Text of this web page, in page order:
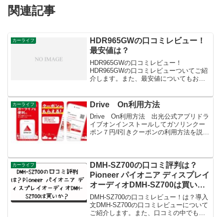
関連記事
カーライフ
HDR965GWの口コミレビュー！
最安値は？
HDR965GWの口コミレビュー！
HDR965GWの口コミレビューついてご紹
介します。また、最安値についてもお伝
なものがありました。感度が高すぎる: 一
カーライフ Drive On利用方法
Drive On利用方法 出光公式アプリドラ
イブオンインストールしてガソリンクー
ポン７円/ℓ引きクーポンの利用方法を説明
カーライフ
DMH-SZ700の口コミ評判は？
Pioneer パイオニア ディスプレイ
オーディオDMH-SZ700は買い
か？
DMH-SZ700の口コミレビュー！は？導入
文DMH-SZ700の口コミレビューについて
ご紹介します。また、口コミの中でも特